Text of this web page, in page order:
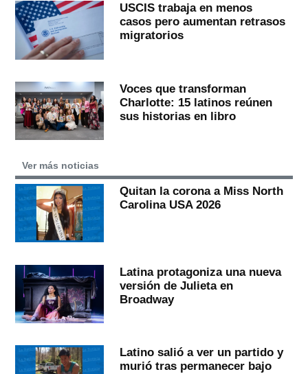
USCIS trabaja en menos
casos pero aumentan retrasos
migratorios
Voces que transforman
Charlotte: 15 latinos reúnen
sus historias en libro
Ver más noticias
Quitan la corona a Miss North
Carolina USA 2026
Latina protagoniza una nueva
versión de Julieta en
Broadway
Latino salió a ver un partido y
murió tras permanecer bajo